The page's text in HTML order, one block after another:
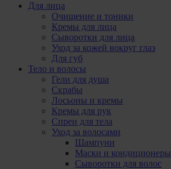
Для лица
Очищение и тоники
Кремы для лица
Сыворотки для лица
Уход за кожей вокруг глаз
Для губ
Тело и волосы
Гели для душа
Скрабы
Лосьоны и кремы
Кремы для рук
Спреи для тела
Уход за волосами
Шампуни
Маски и кондиционеры
Сыворотки для волос